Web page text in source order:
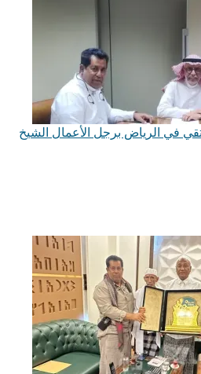
في الرياض برجل الأعمال الشيخ